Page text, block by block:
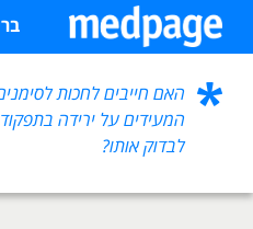
האם חייבים לחכות
המעידים על ירידה
לבדוק אותו?